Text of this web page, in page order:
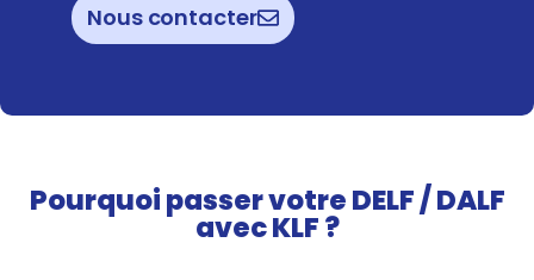
Nous contacter
Pourquoi passer votre DELF / DALF
avec KLF ?